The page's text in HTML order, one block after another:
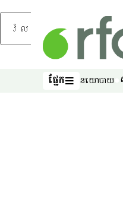
រំលងទៅមាតិកាចម្បង
ផ្នែក
ផ្នែក នយោបាយ